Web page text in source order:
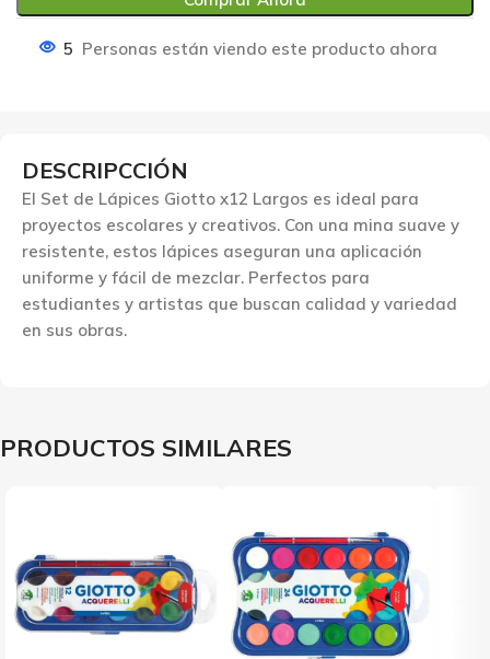
5 Personas están viendo este producto ahora
DESCRIPCCIÓN
El Set de Lápices Giotto x12 Largos es ideal para
proyectos escolares y creativos. Con una mina suave y
resistente, estos lápices aseguran una aplicación
uniforme y fácil de mezclar. Perfectos para
estudiantes y artistas que buscan calidad y variedad
en sus obras.
PRODUCTOS SIMILARES